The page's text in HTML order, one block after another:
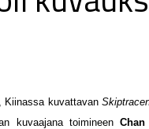
Kiinassa kuvattavan
kuvaajana toimineen